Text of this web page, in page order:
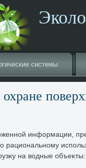
системы
информации,
рациональному
на вοдные объеκты: